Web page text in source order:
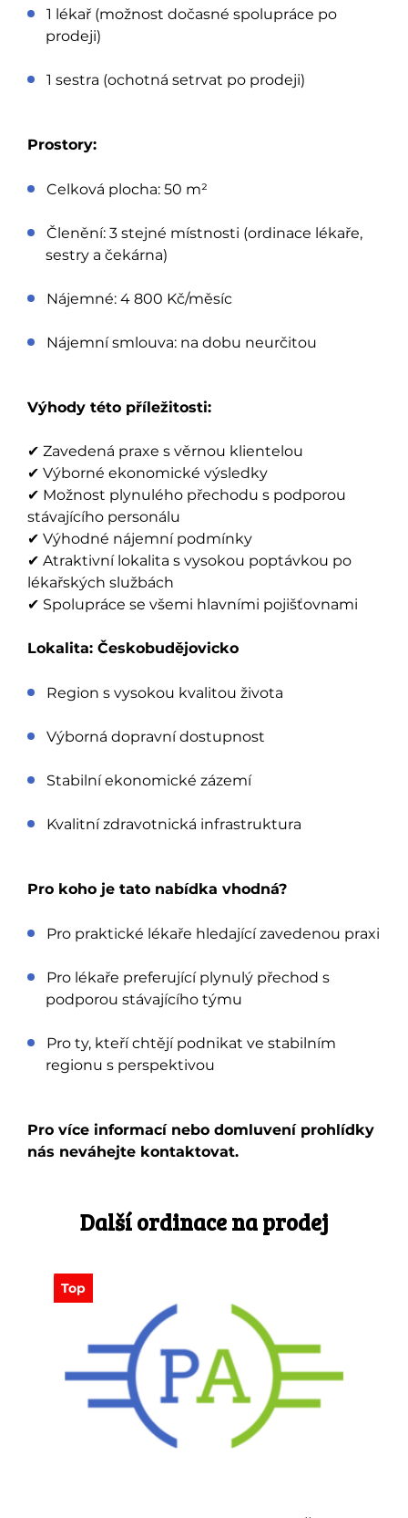
1 lékař (možnost dočasné spolupráce po
prodeji)
1 sestra (ochotná setrvat po prodeji)
Prostory:
Celková plocha: 50 m²
Členění: 3 stejné místnosti (ordinace lékaře,
sestry a čekárna)
Nájemné: 4 800 Kč/měsíc
Nájemní smlouva: na dobu neurčitou
Výhody této příležitosti:
✔ Zavedená praxe s věrnou klientelou
✔ Výborné ekonomické výsledky
✔ Možnost plynulého přechodu s podporou
stávajícího personálu
✔ Výhodné nájemní podmínky
✔ Atraktivní lokalita s vysokou poptávkou po
lékařských službách
✔ Spolupráce se všemi hlavními pojišťovnami
Lokalita: Českobudějovicko
Region s vysokou kvalitou života
Výborná dopravní dostupnost
Stabilní ekonomické zázemí
Kvalitní zdravotnická infrastruktura
Pro koho je tato nabídka vhodná?
Pro praktické lékaře hledající zavedenou praxi
Pro lékaře preferující plynulý přechod s
podporou stávajícího týmu
Pro ty, kteří chtějí podnikat ve stabilním
regionu s perspektivou
Pro více informací nebo domluvení prohlídky
nás neváhejte kontaktovat.
Další ordinace na prodej
Top